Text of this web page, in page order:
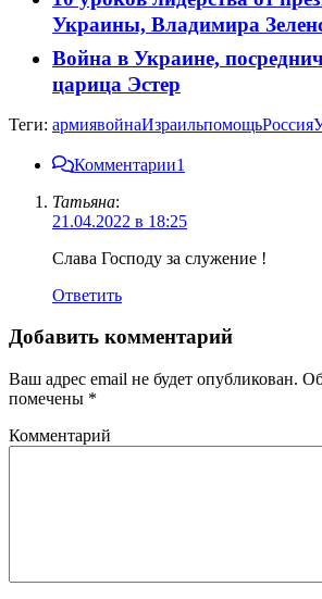
Украины, Владимира
Война в Украине,
царица Эстер
Теги: армиявойнаИзраильпомощьРоссия
Комментарии1
Татьяна:
21.04.2022 в 18:25
Слава Господу за служение !
Ответить
Добавить комментарий
Ваш адрес email не будет опубликован.
помечены *
Комментарий